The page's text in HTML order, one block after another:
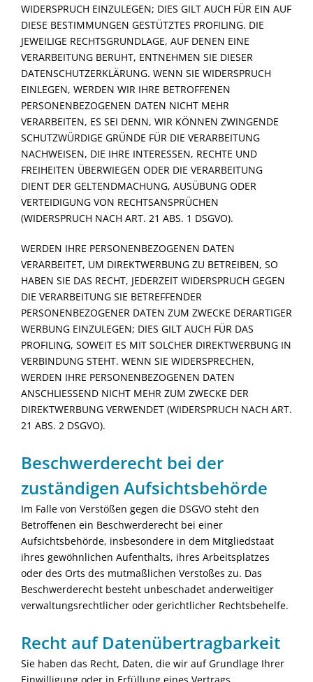
WIDERSPRUCH EINZULEGEN; DIES GILT AUCH FÜR EIN AUF
DIESE BESTIMMUNGEN GESTÜTZTES PROFILING. DIE
JEWEILIGE RECHTSGRUNDLAGE, AUF DENEN EINE
VERARBEITUNG BERUHT, ENTNEHMEN SIE DIESER
DATENSCHUTZERKLÄRUNG. WENN SIE WIDERSPRUCH
EINLEGEN, WERDEN WIR IHRE BETROFFENEN
PERSONENBEZOGENEN DATEN NICHT MEHR
VERARBEITEN, ES SEI DENN, WIR KÖNNEN ZWINGENDE
SCHUTZWÜRDIGE GRÜNDE FÜR DIE VERARBEITUNG
NACHWEISEN, DIE IHRE INTERESSEN, RECHTE UND
FREIHEITEN ÜBERWIEGEN ODER DIE VERARBEITUNG
DIENT DER GELTENDMACHUNG, AUSÜBUNG ODER
VERTEIDIGUNG VON RECHTSANSPRÜCHEN
(WIDERSPRUCH NACH ART. 21 ABS. 1 DSGVO).
WERDEN IHRE PERSONENBEZOGENEN DATEN
VERARBEITET, UM DIREKTWERBUNG ZU BETREIBEN, SO
HABEN SIE DAS RECHT, JEDERZEIT WIDERSPRUCH GEGEN
DIE VERARBEITUNG SIE BETREFFENDER
PERSONENBEZOGENER DATEN ZUM ZWECKE DERARTIGER
WERBUNG EINZULEGEN; DIES GILT AUCH FÜR DAS
PROFILING, SOWEIT ES MIT SOLCHER DIREKTWERBUNG IN
VERBINDUNG STEHT. WENN SIE WIDERSPRECHEN,
WERDEN IHRE PERSONENBEZOGENEN DATEN
ANSCHLIESSEND NICHT MEHR ZUM ZWECKE DER
DIREKTWERBUNG VERWENDET (WIDERSPRUCH NACH ART.
21 ABS. 2 DSGVO).
Beschwerde­recht bei der
zuständigen Aufsichts­behörde
Im Falle von Verstößen gegen die DSGVO steht den
Betroffenen ein Beschwerderecht bei einer
Aufsichtsbehörde, insbesondere in dem Mitgliedstaat
ihres gewöhnlichen Aufenthalts, ihres Arbeitsplatzes
oder des Orts des mutmaßlichen Verstoßes zu. Das
Beschwerderecht besteht unbeschadet anderweitiger
verwaltungsrechtlicher oder gerichtlicher Rechtsbehelfe.
Recht auf Daten­übertrag­barkeit
Sie haben das Recht, Daten, die wir auf Grundlage Ihrer